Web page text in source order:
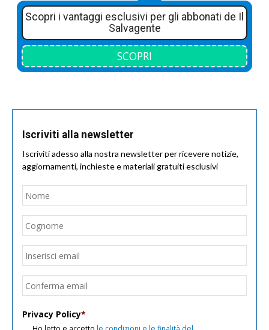
Scopri i vantaggi esclusivi per gli abbonati de Il
Salvagente
SCOPRI
Iscriviti alla newsletter
Iscriviti adesso alla nostra newsletter per ricevere notizie,
aggiornamenti, inchieste e materiali gratuiti esclusivi
Nome
Email
Privacy Policy*